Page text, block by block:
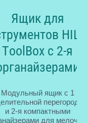
Ящик для
ToolBox с 2-я
Модульный ящик с 1
и 2-я компактными
для